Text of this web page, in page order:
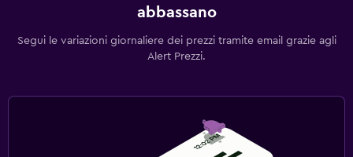
abbassano
Segui le variazioni giornaliere dei prezzi tramite email grazie agli
Alert Prezzi.